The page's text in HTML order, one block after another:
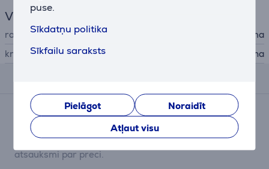
puse.
Sīkdatņu politika
Sīkfailu saraksts
Pielāgot
Noraidīt
Atļaut visu
Vispārējais parametrs
ražotājs
Hama
krāsa
melna
Pašlaik nav nevienas atsauksmes.
Pēc pirkuma veikšanas Jums būs iespēja dot savu
ieguldījumu un pirmajam/pirmajai iesniegt savu
atsauksmi par preci.